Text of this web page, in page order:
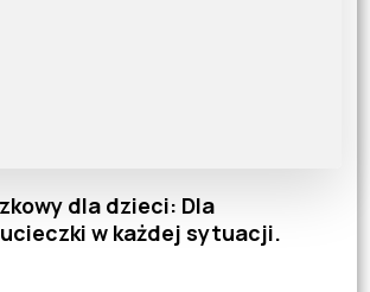
dla dzieci: Dla
w każdej sytuacji.